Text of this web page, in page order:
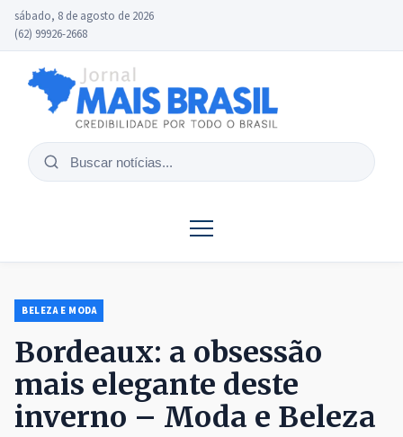
sábado, 8 de agosto de 2026
(62) 99926-2668
Buscar
BELEZA E MODA
Bordeaux: a obsessão
mais elegante deste
inverno – Moda e Beleza